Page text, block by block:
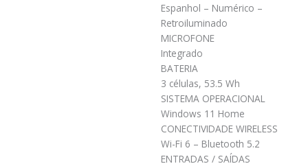
Espanhol – Numérico –
Retroiluminado
MICROFONE
Integrado
BATERIA
3 células, 53.5 Wh
SISTEMA OPERACIONAL
Windows 11 Home
CONECTIVIDADE WIRELESS
Wi-Fi 6 – Bluetooth 5.2
ENTRADAS / SAÍDAS